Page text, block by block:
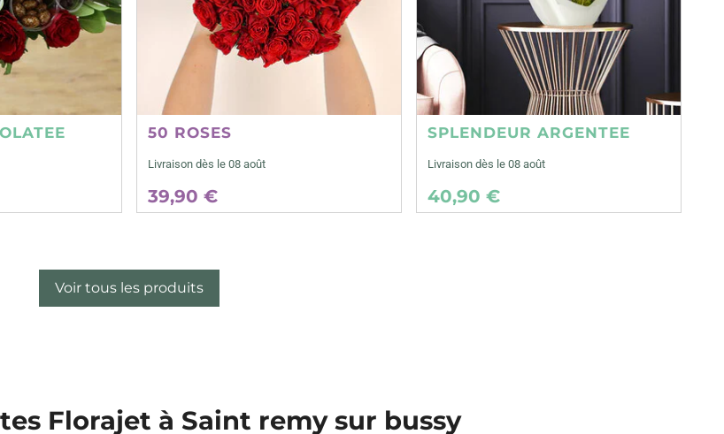
50 ROSES
Livraison dès le 08 août
39,90 €
SPLENDEUR ARGENTEE
Livraison dès le 08 août
40,90 €
Voir tous les produits
Florajet à Saint remy sur bussy